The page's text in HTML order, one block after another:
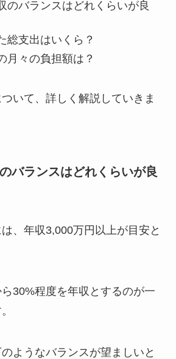
のバランスはどれくらいが良
総支出はいくら？
月々の負担額は？
いて、詳しく解説していきま
バランスはどれくらいが良
、年収3,000万円以上が目安と
30%程度を年収とするのが一
ようなバランスが望ましいと